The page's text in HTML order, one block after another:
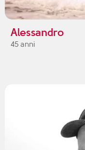
Alessandro
45 anni